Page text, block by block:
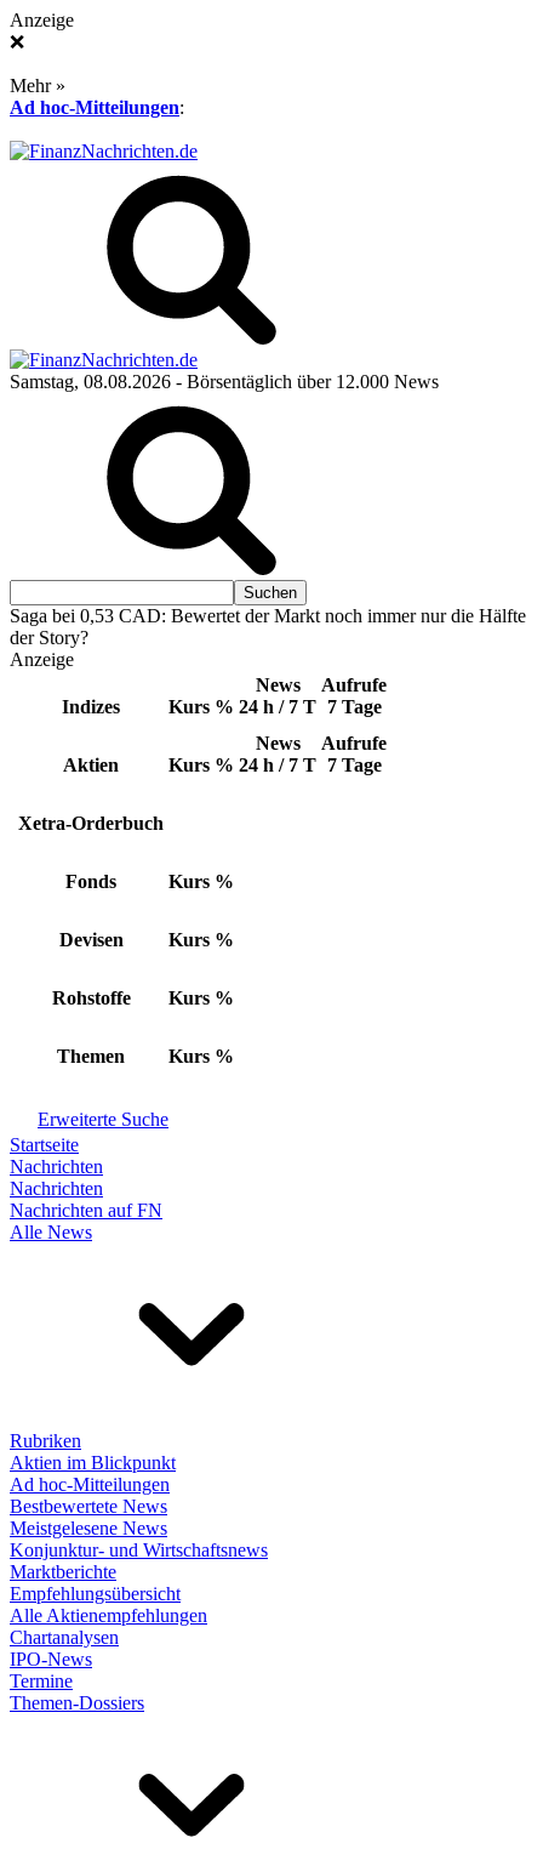
Anzeige
❌
Mehr »
Ad hoc-Mitteilungen:
Samstag, 08.08.2026 - Börsentäglich über 12.000 News
Saga bei 0,53 CAD: Bewertet der Markt noch immer nur die Hälfte
der Story?
Anzeige
Indizes Kurs %
News
24 h / 7 T
Aufrufe
7 Tage
Aktien Kurs %
News
24 h / 7 T
Aufrufe
7 Tage
Xetra-Orderbuch
Fonds Kurs %
Devisen Kurs %
Rohstoffe Kurs %
Themen Kurs %
Erweiterte Suche
Startseite
Nachrichten
Nachrichten
Nachrichten auf FN
Alle News
Rubriken
Aktien im Blickpunkt
Ad hoc-Mitteilungen
Bestbewertete News
Meistgelesene News
Konjunktur- und Wirtschaftsnews
Marktberichte
Empfehlungsübersicht
Alle Aktienempfehlungen
Chartanalysen
IPO-News
Termine
Themen-Dossiers